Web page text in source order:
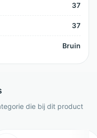
37
37
Bruin
die bij dit product